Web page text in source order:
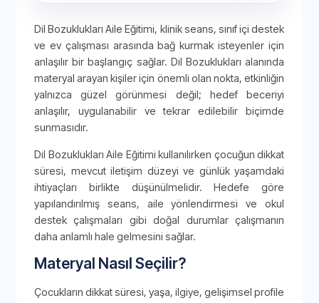
Dil Bozuklukları Aile Eğitimi, klinik seans, sınıf içi destek
ve ev çalışması arasında bağ kurmak isteyenler için
anlaşılır bir başlangıç sağlar. Dil Bozuklukları alanında
materyal arayan kişiler için önemli olan nokta, etkinliğin
yalnızca güzel görünmesi değil; hedef beceriyi
anlaşılır, uygulanabilir ve tekrar edilebilir biçimde
sunmasıdır.
Dil Bozuklukları Aile Eğitimi kullanılırken çocuğun dikkat
süresi, mevcut iletişim düzeyi ve günlük yaşamdaki
ihtiyaçları birlikte düşünülmelidir. Hedefe göre
yapılandırılmış seans, aile yönlendirmesi ve okul
destek çalışmaları gibi doğal durumlar çalışmanın
daha anlamlı hale gelmesini sağlar.
Materyal Nasıl Seçilir?
Çocukların dikkat süresi, yaşa, ilgiye, gelişimsel profile